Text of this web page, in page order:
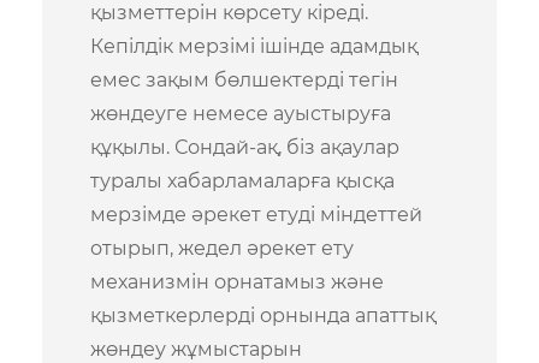
қызметтерін көрсету кіреді.
Кепілдік мерзімі ішінде адамдық
емес зақым бөлшектерді тегін
жөндеуге немесе ауыстыруға
құқылы. Сондай-ақ, біз ақаулар
туралы хабарламаларға қысқа
мерзімде әрекет етуді міндеттей
отырып, жедел әрекет ету
механизмін орнатамыз және
қызметкерлерді орнында апаттық
жөндеу жұмыстарын